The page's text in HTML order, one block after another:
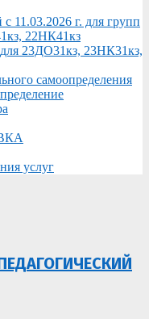
11.03.2026 г. для групп
22НК41кз
23ДО31кз, 23НК31кз,
самоопределения
услуг